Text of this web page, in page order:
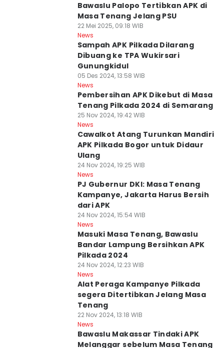
Bawaslu Palopo Tertibkan APK di
Masa Tenang Jelang PSU
22 Mei 2025, 09:18 WIB
News
Sampah APK Pilkada Dilarang
Dibuang ke TPA Wukirsari
Gunungkidul
05 Des 2024, 13:58 WIB
News
Pembersihan APK Dikebut di Masa
Tenang Pilkada 2024 di Semarang
25 Nov 2024, 19:42 WIB
News
Cawalkot Atang Turunkan Mandiri
APK Pilkada Bogor untuk Didaur
Ulang
24 Nov 2024, 19:25 WIB
News
PJ Gubernur DKI: Masa Tenang
Kampanye, Jakarta Harus Bersih
dari APK
24 Nov 2024, 15:54 WIB
News
Masuki Masa Tenang, Bawaslu
Bandar Lampung Bersihkan APK
Pilkada 2024
24 Nov 2024, 12:23 WIB
News
Alat Peraga Kampanye Pilkada
segera Ditertibkan Jelang Masa
Tenang
22 Nov 2024, 13:18 WIB
News
Bawaslu Makassar Tindaki APK
Melanggar sebelum Masa Tenang